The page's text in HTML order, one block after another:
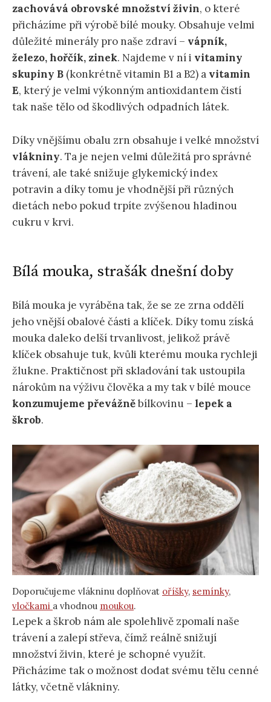
zachovává obrovské množství živin, o které
přicházíme při výrobě bílé mouky. Obsahuje velmi
důležité minerály pro naše zdraví – vápník,
železo, hořčík, zinek. Najdeme v ní i vitaminy
skupiny B (konkrétně vitamin B1 a B2) a vitamin
E, který je velmi výkonným antioxidantem čistí
tak naše tělo od škodlivých odpadních látek.
Díky vnějšímu obalu zrn obsahuje i velké množství
vlákniny. Ta je nejen velmi důležitá pro správné
trávení, ale také snižuje glykemický index
potravin a díky tomu je vhodnější při různých
dietách nebo pokud trpíte zvýšenou hladinou
cukru v krvi.
Bílá mouka, strašák dnešní doby
Bílá mouka je vyráběna tak, že se ze zrna oddělí
jeho vnější obalové části a klíček. Díky tomu získá
mouka daleko delší trvanlivost, jelikož právě
klíček obsahuje tuk, kvůli kterému mouka rychleji
žlukne. Praktičnost při skladování tak ustoupila
nárokům na výživu člověka a my tak v bílé mouce
konzumujeme převážněbílkovinu – lepek a
škrob.
Doporučujeme vlákninu doplňovat oříšky, semínky,
vločkami a vhodnou moukou.
Lepek a škrob nám ale spolehlivě zpomalí naše
trávení a zalepí střeva, čímž reálně snižují
množství živin, které je schopné využít.
Přicházíme tak o možnost dodat svému tělu cenné
látky, včetně vlákniny.